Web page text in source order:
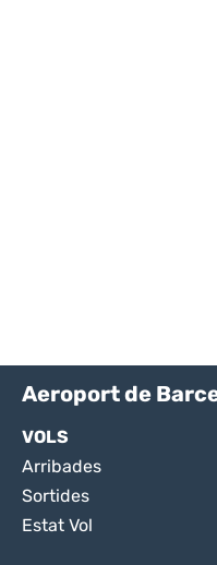
Aeroport de
VOLS
Arribades
Sortides
Estat Vol